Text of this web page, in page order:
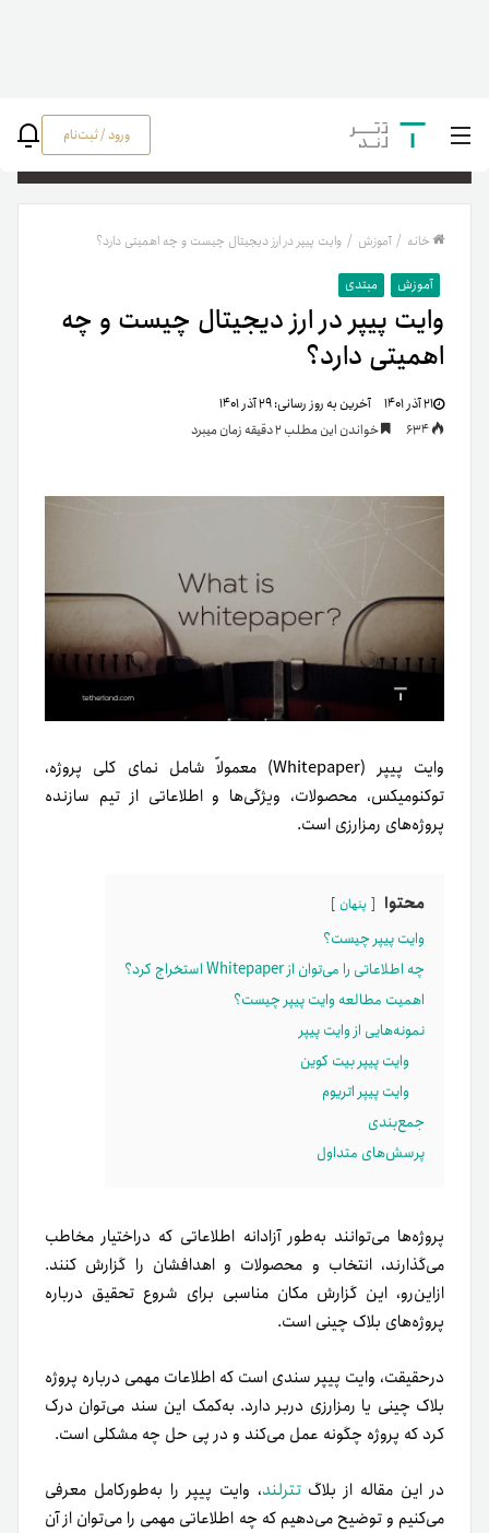
ورود / ثبت‌نام
خانه / آموزش / وایت پیپر در ارز دیجیتال چیست و چه اهمیتی دارد؟
آموزش مبتدی
وایت پیپر در ارز دیجیتال چیست و چه
اهمیتی دارد؟
۲۱ آذر ۱۴۰۱ آخرین به روز رسانی:۲۹ آذر ۱۴۰۱
خواندن این مطلب 2 دقیقه زمان میبرد
وایت پیپر (Whitepaper) معمولاً شامل نمای کلی پروژه،
توکنومیکس، محصولات، ویژگی‌ها و اطلاعاتی از تیم سازنده
پروژه‌های رمزارزی است.
محتوا پنهان
وایت پیپر چیست؟
چه اطلاعاتی را می‌توان از Whitepaper استخراج کرد؟
اهمیت مطالعه وایت پیپر چیست؟
نمونه‌هایی از وایت پیپر
وایت پیپر بیت کوین
وایت پیپر اتریوم
جمع‌بندی
پرسش‌های متداول
پروژه‌ها می‌توانند به‌طور آزادانه اطلاعاتی که در‌اختیار مخاطب
می‌گذارند، انتخاب و محصولات و اهدافشان را گزارش کنند.
ازاین‌رو، این گزارش مکان مناسبی برای شروع تحقیق درباره
پروژه‌های بلاک چینی است.
درحقیقت، وایت پیپر سندی است که اطلاعات مهمی درباره پروژه‌
بلاک چینی یا رمزارزی دربر دارد. به‌کمک این سند می‌توان درک
کرد که پروژه چگونه عمل می‌کند و در پی حل چه مشکلی است.
در این مقاله از بلاگتترلند، وایت پیپر را به‌طور‌کامل معرفی
می‌کنیم و توضیح می‌دهیم که چه اطلاعاتی مهمی را می‌توان از آن